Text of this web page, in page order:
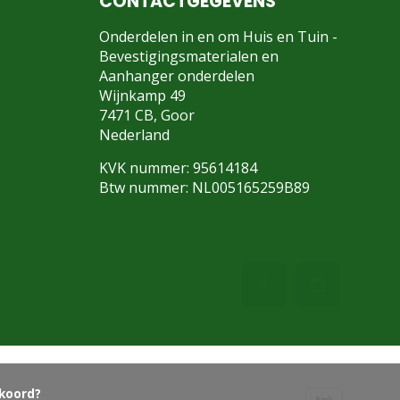
Onderdelen in en om Huis en Tuin -
Bevestigingsmaterialen en
Aanhanger onderdelen
Wijnkamp 49
7471 CB, Goor
Nederland
KVK nummer: 95614184
Btw nummer: NL005165259B89